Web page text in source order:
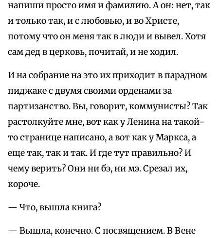
напиши просто имя и фамилию. А он: нет, так
и только так, и с любовью, и во Христе,
потому что он меня так в люди и вывел. Хотя
сам дед в церковь, почитай, и не ходил.
И на собрание на это их приходит в парадном
пиджаке с двумя своими орденами за
партизанство. Вы, говорит, коммунисты? Так
растолкуйте мне, вот как у Ленина на такой-
то странице написано, а вот как у Маркса, а
еще так, так и так. И где тут правильно? И
чему верить? Они ни бэ, ни мэ. Срезал их,
короче.
— Что, вышла книга?
— Вышла, конечно. С посвящением. В Вене